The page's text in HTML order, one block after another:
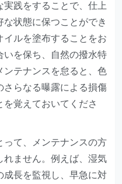
践をすることで、仕上
状態に保つことができ
イルを塗布することをお
いを保ち、自然の撥水特
ンテナンスを怠ると、色
さらなる曝露による損傷
覚えておいてくださ
って、メンテナンスの方
れません。例えば、湿気
成長を監視し、早急に対